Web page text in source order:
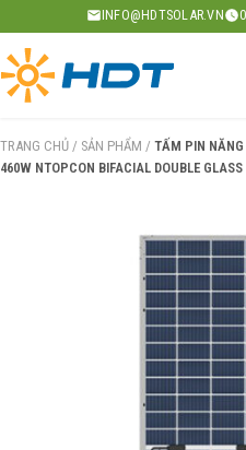
to
content
INFO@HDTSOLAR.VN
TRANG CHỦ / SẢN PHẨM / TẤM PIN NĂNG
460W NTOPCON BIFACIAL DOUBLE GLASS